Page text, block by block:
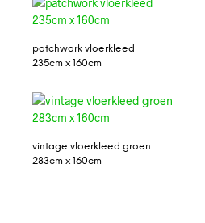
patchwork vloerkleed
235cm x 160cm
vintage vloerkleed groen
283cm x 160cm